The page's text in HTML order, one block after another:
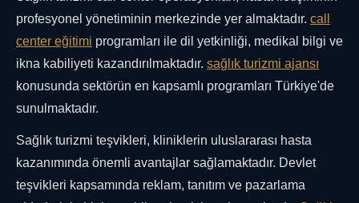
profesyonel yönetiminin merkezinde yer almaktadır. call
center eğitimi programları ile dil yetkinliği, medikal bilgi ve
ikna kabiliyeti kazandırılmaktadır. sağlık turizmi ajansı
konusunda sektörün en kapsamlı programları Türkiye'de
sunulmaktadır.
Sağlık turizmi teşvikleri, kliniklerin uluslararası hasta
kazanımında önemli avantajlar sağlamaktadır. Devlet
teşvikleri kapsamında reklam, tanıtım ve pazarlama